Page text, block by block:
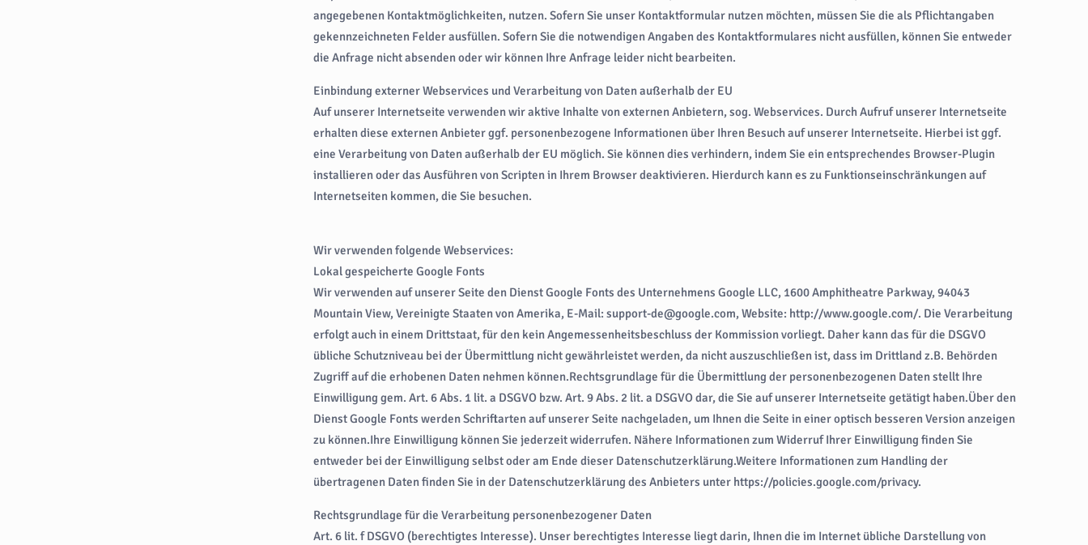
angegebenen Kontaktmöglichkeiten, nutzen. Sofern Sie unser Kontaktformular nutzen möchten, müssen Sie die als Pflichtangaben
gekennzeichneten Felder ausfüllen. Sofern Sie die notwendigen Angaben des Kontaktformulares nicht ausfüllen, können Sie entweder
die Anfrage nicht absenden oder wir können Ihre Anfrage leider nicht bearbeiten.
Einbindung externer Webservices und Verarbeitung von Daten außerhalb der EU
Auf unserer Internetseite verwenden wir aktive Inhalte von externen Anbietern, sog. Webservices. Durch Aufruf unserer Internetseite
erhalten diese externen Anbieter ggf. personenbezogene Informationen über Ihren Besuch auf unserer Internetseite. Hierbei ist ggf.
eine Verarbeitung von Daten außerhalb der EU möglich. Sie können dies verhindern, indem Sie ein entsprechendes Browser-Plugin
installieren oder das Ausführen von Scripten in Ihrem Browser deaktivieren. Hierdurch kann es zu Funktionseinschränkungen auf
Internetseiten kommen, die Sie besuchen.
Wir verwenden folgende Webservices:
Lokal gespeicherte Google Fonts
Wir verwenden auf unserer Seite den Dienst Google Fonts des Unternehmens Google LLC, 1600 Amphitheatre Parkway, 94043
Mountain View, Vereinigte Staaten von Amerika, E-Mail: support-de@google.com, Website: http://www.google.com/. Die Verarbeitung
erfolgt auch in einem Drittstaat, für den kein Angemessenheitsbeschluss der Kommission vorliegt. Daher kann das für die DSGVO
übliche Schutzniveau bei der Übermittlung nicht gewährleistet werden, da nicht auszuschließen ist, dass im Drittland z.B. Behörden
Zugriff auf die erhobenen Daten nehmen können.Rechtsgrundlage für die Übermittlung der personenbezogenen Daten stellt Ihre
Einwilligung gem. Art. 6 Abs. 1 lit. a DSGVO bzw. Art. 9 Abs. 2 lit. a DSGVO dar, die Sie auf unserer Internetseite getätigt haben.Über den
Dienst Google Fonts werden Schriftarten auf unserer Seite nachgeladen, um Ihnen die Seite in einer optisch besseren Version anzeigen
zu können.Ihre Einwilligung können Sie jederzeit widerrufen. Nähere Informationen zum Widerruf Ihrer Einwilligung finden Sie
entweder bei der Einwilligung selbst oder am Ende dieser Datenschutzerklärung.Weitere Informationen zum Handling der
übertragenen Daten finden Sie in der Datenschutzerklärung des Anbieters unter https://policies.google.com/privacy.
Rechtsgrundlage für die Verarbeitung personenbezogener Daten
Art. 6 lit. f DSGVO (berechtigtes Interesse). Unser berechtigtes Interesse liegt darin, Ihnen die im Internet übliche Darstellung von